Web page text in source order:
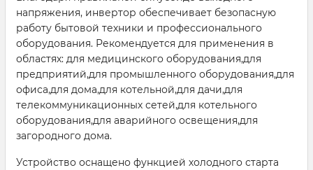
напряжения, инвертор обеспечивает безопасную
работу бытовой техники и профессионального
оборудования. Рекомендуется для применения в
областях: для медицинского оборудования,для
предприятий,для промышленного оборудования,для
офиса,для дома,для котельной,для дачи,для
телекоммуникационных сетей,для котельного
оборудования,для аварийного освещения,для
загородного дома.
Устройство оснащено функцией холодного старта